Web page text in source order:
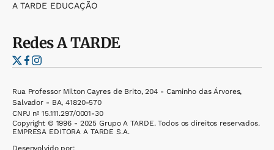
A TARDE EDUCAÇÃO
RedesA TARDE
Rua Professor Milton Cayres de Brito, 204 - Caminho das Árvores,
Salvador - BA, 41820-570
CNPJ nº 15.111.297/0001-30
Copyright © 1996 - 2025 Grupo A TARDE. Todos os direitos reservados.
EMPRESA EDITORA A TARDE S.A.
Desenvolvido por: